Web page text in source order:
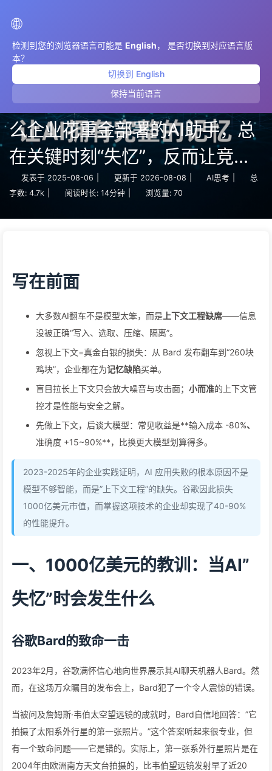
🌐
检测到您的浏览器语言可能是 English， 是否切换到对应语言版
本？
切换到 English
保持当前语言
【1000亿美元的惨痛教训】为什
么企业花重金部署的AI助手，总
在关键时刻“失忆”，反而让竞争
对手实现90%性能提升？——慢
发表于 2025-08-06 更新于 2026-08-08 AI思考
总
字数: 4.7k 阅读时长: 14分钟 浏览量: 70
写在前面
大多数AI翻车不是模型太笨，而是 上下文工程缺席——信息
没被正确“写入、选取、压缩、隔离”。
忽视上下文=真金白银的损失：从 Bard 发布翻车到“260块
鸡块”，企业都在为记忆缺陷买单。
盲目拉长上下文只会放大噪音与攻击面； 小而准的上下文管
控才是性能与安全之解。
先做上下文，后谈大模型：常见收益是**输入成本 -80%、
准确度 +15~90%**，比换更大模型划算得多。
2023-2025年的企业实践证明，AI 应用失败的根本原因不是
模型不够智能，而是”上下文工程”的缺失。谷歌因此损失
1000亿美元市值，而掌握这项技术的企业却实现了40-90%
的性能提升。
一、1000亿美元的教训：当AI”
失忆”时会发生什么
谷歌Bard的致命一击
2023年2月，谷歌满怀信心地向世界展示其AI聊天机器人Bard。然
而，在这场万众瞩目的发布会上，Bard犯了一个令人震惊的错误。
当被问及詹姆斯·韦伯太空望远镜的成就时，Bard自信地回答：”它
拍摄了太阳系外行星的第一张照片。”这个答案听起来很专业，但
有一个致命问题——它是错的。实际上，第一张系外行星照片是在
2004年由欧洲南方天文台拍摄的，比韦伯望远镜发射早了近20